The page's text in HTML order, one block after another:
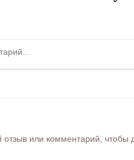
отзыв или комментарий,